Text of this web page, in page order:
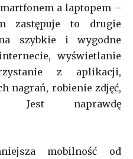
a laptopem –
zastępuje to drugie
szybkie i wygodne
wyświetlanie
z aplikacji,
nagrań, robienie zdjęć,
Jest naprawdę
mobilność od